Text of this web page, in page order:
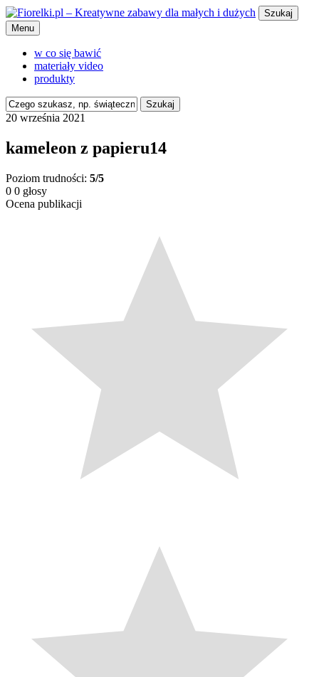
Szukaj
Menu
w co się bawić
materiały video
produkty
Szukaj
20 września 2021
kameleon z papieru14
Poziom trudności: 5/5
0 0 głosy
Ocena publikacji